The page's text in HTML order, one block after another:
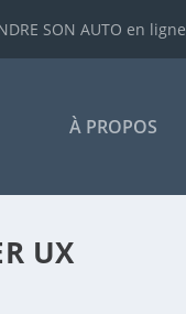
SON AUTO en ligne
À PROPOS
UX